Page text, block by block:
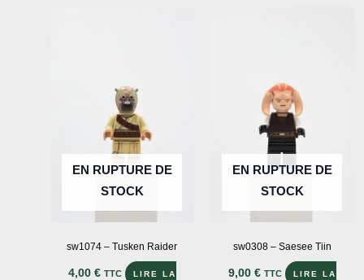
EN RUPTURE DE
STOCK
sw1074 – Tusken Raider
4,00 € TTC LIRE LA
EN RUPTURE DE
STOCK
sw0308 – Saesee Tiin
9,00 € TTC LIRE LA